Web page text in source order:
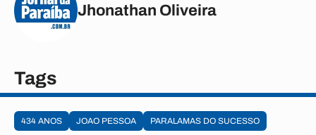
Jhonathan Oliveira
Tags
434 ANOS JOAO PESSOA PARALAMAS DO SUCESSO